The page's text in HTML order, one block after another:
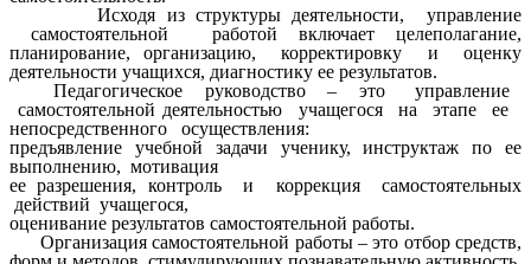
Исходя из структуры деятельности, управление
самостоятельной работой включает целеполагание,
планирование, организацию, корректировку и оценку
деятельности учащихся, диагностику ее результатов.
Педагогическое руководство – это управление
самостоятельной деятельностью учащегося на этапе ее
непосредственного осуществления:
предъявление учебной задачи ученику, инструктаж по ее
выполнению, мотивация
ее разрешения, контроль и коррекция самостоятельных
действий учащегося,
оценивание результатов самостоятельной работы.
Организация самостоятельной работы – это отбор средств,